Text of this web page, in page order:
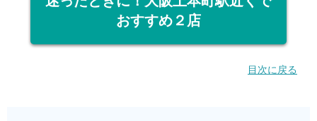
おすすめ２店
目次に戻る